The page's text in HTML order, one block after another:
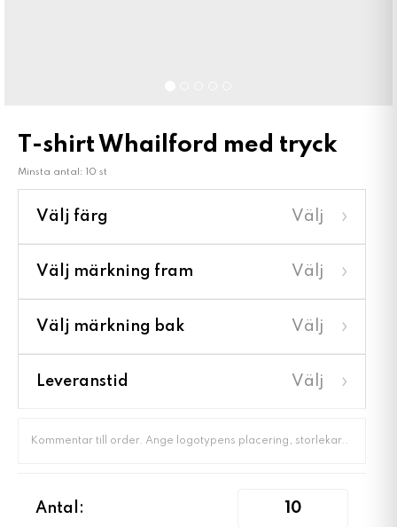
T-shirt Whailford med tryck
Minsta antal: 10 st
Välj färg Välj ›
Välj märkning fram Välj ›
Välj märkning bak Välj ›
Leveranstid Välj ›
Antal: